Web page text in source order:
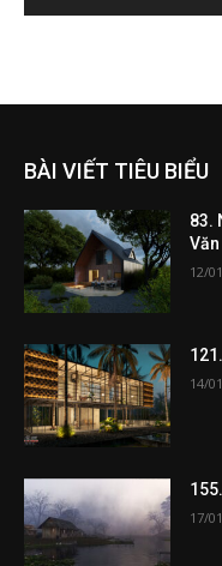
BÀI VIẾT TIÊU BIỂU
83.
12/
14/
17/